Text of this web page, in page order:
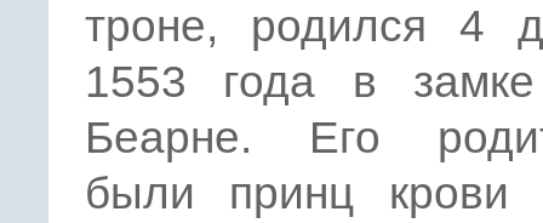
троне, родился 4
1553 года в
Беарне. Его
были принц крови